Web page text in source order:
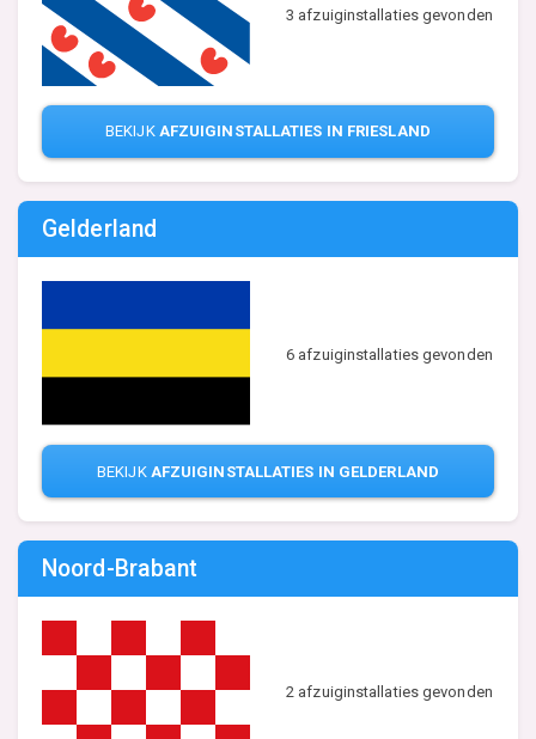
3 afzuiginstallaties gevonden
BEKIJK AFZUIGINSTALLATIES IN FRIESLAND
Gelderland
6 afzuiginstallaties gevonden
BEKIJK AFZUIGINSTALLATIES IN GELDERLAND
Noord-Brabant
2 afzuiginstallaties gevonden